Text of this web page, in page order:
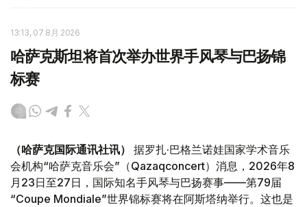
13:13, 07 8月 2026
哈萨克斯坦将首次举办世界手风琴与巴扬锦
标赛
（哈萨克国际通讯社讯）
据罗扎·巴格兰诺娃国家学术音乐
会机构“哈萨克音乐会”（Qazaqconcert）消息，2026年8
月23日至27日，国际知名手风琴与巴扬赛事——第79届
“Coupe Mondiale”世界锦标赛将在阿斯塔纳举行。这也是